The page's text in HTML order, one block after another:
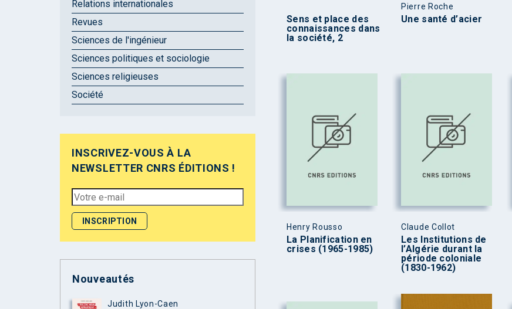
Sens et place des
connaissances dans
la société, 2
Pierre Roche
Une santé d’acier
Henry Rousso
La Planification en
crises (1965-1985)
Claude Collot
Les Institutions de
l’Algérie durant la
période coloniale
(1830-1962)
Relations internationales
Revues
Sciences de l'ingénieur
Sciences politiques et sociologie
Sciences religieuses
Société
INSCRIVEZ-VOUS À LA
NEWSLETTER CNRS ÉDITIONS !
Nouveautés
Judith Lyon-Caen